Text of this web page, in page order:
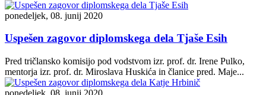
ponedeljek, 08. junij 2020
Uspešen zagovor diplomskega dela Tjaše Esih
Pred tričlansko komisijo pod vodstvom izr. prof. dr. Irene Pulko,
mentorja izr. prof. dr. Miroslava Huskića in članice pred. Maje...